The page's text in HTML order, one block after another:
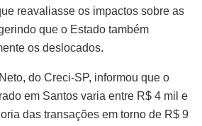
reavaliasse os impactos sobre as
que o Estado também
os deslocados.
do Creci-SP, informou que o
em Santos varia entre R$ 4 mil e
das transações em torno de R$ 9